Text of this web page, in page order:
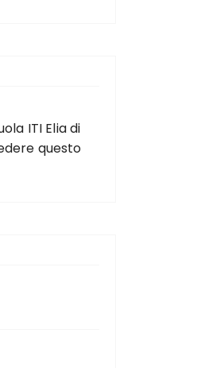
ITI Elia di
questo